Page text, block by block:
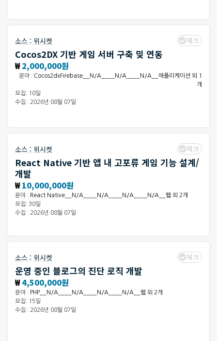
소스 : 위시켓 체크
Cocos2DX 기반 게임 서버 구축 및 연동
₩2,000,000원
분야 : Cocos2dxFirebase__N/A____N/A____N/A__애플리케이션 외 1
개
모집: 10일
수집 : 2026년 08월 07일
소스 : 위시켓 체크
React Native 기반 앱 내 고포류 게임 기능 설계/
개발
₩10,000,000원
분야 : React Native__N/A____N/A____N/A____N/A__웹 외 2개
모집: 30일
수집 : 2026년 08월 07일
소스 : 위시켓 체크
운영 중인 블로그의 진단 로직 개발
₩4,500,000원
분야 : PHP__N/A____N/A____N/A____N/A__웹 외 2개
모집: 15일
수집 : 2026년 08월 07일